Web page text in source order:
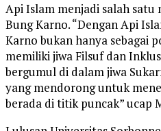
Api Islam menjadi salah
Bung Karno. “Dengan Api
Karno bukan hanya sebagai
memiliki jiwa Filsuf dan
bergumul di dalam jiwa
yang mendorong untuk
berada di titik puncak” ucap